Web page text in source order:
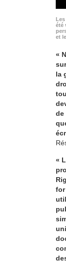
été
et
«
la
de
«
for